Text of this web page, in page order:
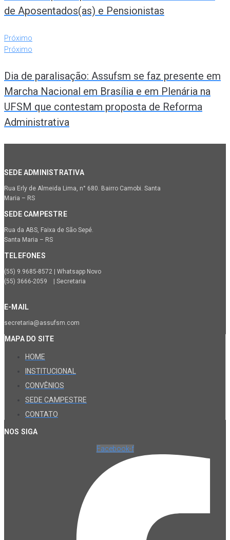
de Aposentados(as) e Pensionistas
Próximo
Próximo
Dia de paralisação: Assufsm se faz presente em
Marcha Nacional em Brasília e em Plenária na
UFSM que contestam proposta de Reforma
Administrativa
SEDE ADMINISTRATIVA
Rua Erly de Almeida Lima, n° 680. Bairro Camobi. Santa
Maria – RS
SEDE CAMPESTRE
Rua da ABS, Faixa de São Sepé.
Santa Maria – RS
TELEFONES
(55) 9.9685-8572 | Whatsapp Novo
(55) 3666-2059 | Secretaria
E-MAIL
secretaria@assufsm.com
MAPA DO SITE
HOME
INSTITUCIONAL
CONVÊNIOS
SEDE CAMPESTRE
CONTATO
NOS SIGA
Facebook-f